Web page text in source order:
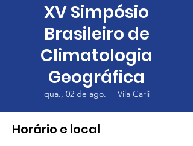
XV Simpósio
Brasileiro de
Climatologia
Geográfica
qua., 02 de ago.
  |
Vila Carli
Horário e local